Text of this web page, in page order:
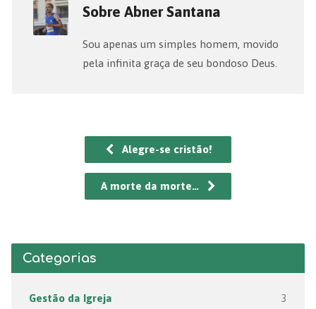
Sobre Abner Santana
Sou apenas um simples homem, movido
pela infinita graça de seu bondoso Deus.
Alegre-se cristão!
A morte da morte…
Categorias
Gestão da Igreja 3